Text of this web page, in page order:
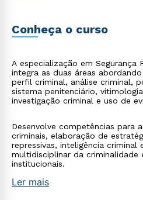
Conheça o curso
A especialização em Segurança
integra as duas áreas
perfil criminal, análise criminal,
sistema penitenciário,
investigação criminal e uso de
Desenvolve competências para
criminais, elaboração de
repressivas, inteligência criminal
multidisciplinar da criminalidade
institucionais.
Ler mais